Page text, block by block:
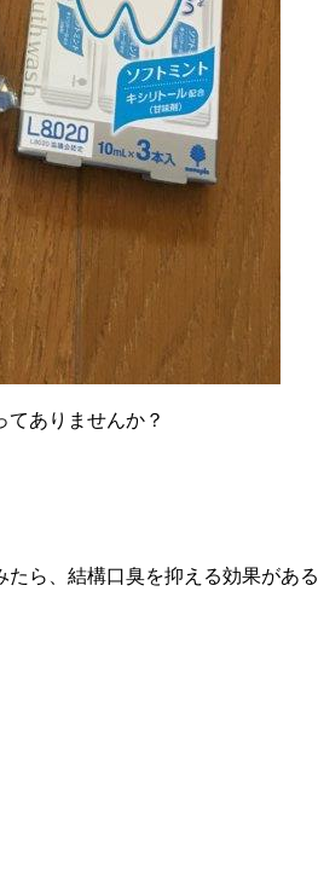
てありませんか？
ら、結構口臭を抑える効果がある